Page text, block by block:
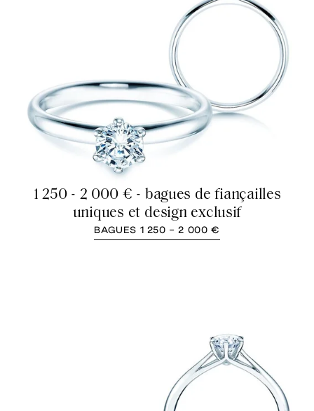
1 250 - 2 000 € - bagues de fiançailles
uniques et design exclusif
BAGUES 1 250 - 2 000 €